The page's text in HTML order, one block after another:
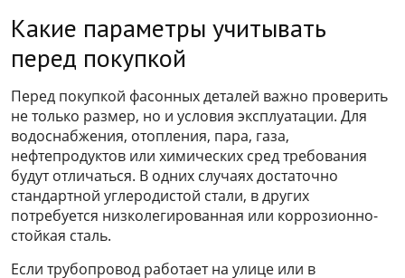
Какие параметры учитывать
перед покупкой
Перед покупкой фасонных деталей важно проверить
не только размер, но и условия эксплуатации. Для
водоснабжения, отопления, пара, газа,
нефтепродуктов или химических сред требования
будут отличаться. В одних случаях достаточно
стандартной углеродистой стали, в других
потребуется низколегированная или коррозионно-
стойкая сталь.
Если трубопровод работает на улице или в